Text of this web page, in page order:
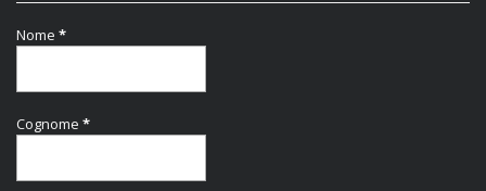
Nome *
Cognome *